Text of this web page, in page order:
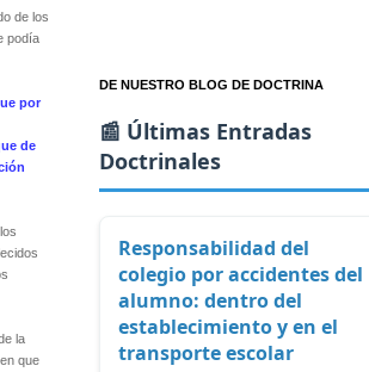
de los
podía
por
de
la
que
DE NUESTRO BLOG DE DOCTRINA
📰 Últimas Entradas
Doctrinales
Responsabilidad del
colegio por accidentes del
alumno: dentro del
establecimiento y en el
transporte escolar